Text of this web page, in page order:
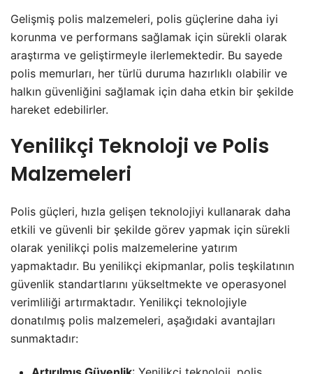
Gelişmiş polis malzemeleri, polis güçlerine daha iyi
korunma ve performans sağlamak için sürekli olarak
araştırma ve geliştirmeyle ilerlemektedir. Bu sayede
polis memurları, her türlü duruma hazırlıklı olabilir ve
halkın güvenliğini sağlamak için daha etkin bir şekilde
hareket edebilirler.
Yenilikçi Teknoloji ve Polis
Malzemeleri
Polis güçleri, hızla gelişen teknolojiyi kullanarak daha
etkili ve güvenli bir şekilde görev yapmak için sürekli
olarak yenilikçi polis malzemelerine yatırım
yapmaktadır. Bu yenilikçi ekipmanlar, polis teşkilatının
güvenlik standartlarını yükseltmekte ve operasyonel
verimliliği artırmaktadır. Yenilikçi teknolojiyle
donatılmış polis malzemeleri, aşağıdaki avantajları
sunmaktadır: